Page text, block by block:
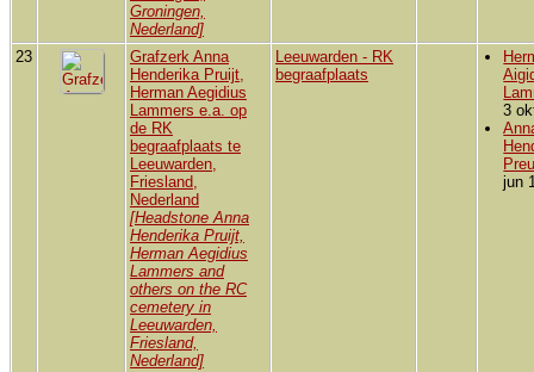
Groningen,
Nederland]
23
Grafzerk Anna
Henderika Pruijt,
Herman Aegidius
Lammers e.a. op
de RK
begraafplaats te
Leeuwarden,
Friesland,
Nederland
[Headstone Anna
Henderika Pruijt,
Herman Aegidius
Lammers and
others on the RC
cemetery in
Leeuwarden,
Friesland,
Nederland]
Leeuwarden - RK
begraafplaats
3
jun